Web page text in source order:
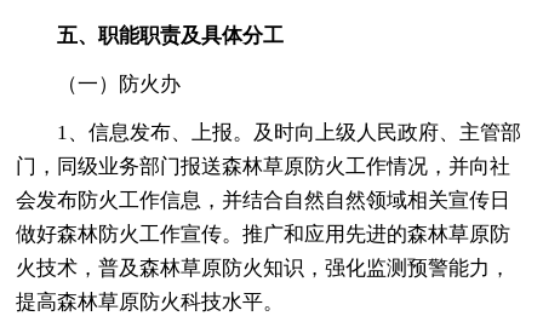
五、职能职责及具体分工
（一）防火办
1、信息发布、上报。及时向上级人民政府、主管部
门，同级业务部门报送森林草原防火工作情况，并向社
会发布防火工作信息，并结合自然自然领域相关宣传日
做好森林防火工作宣传。推广和应用先进的森林草原防
火技术，普及森林草原防火知识，强化监测预警能力，
提高森林草原防火科技水平。